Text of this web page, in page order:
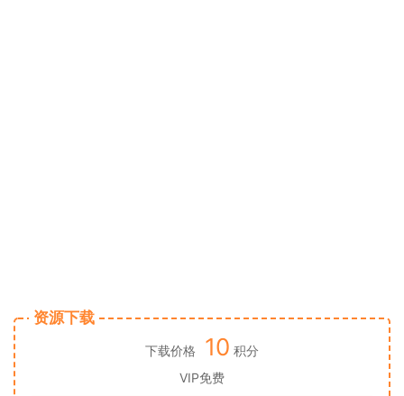
资源下载
下载价格 10 积分
VIP免费